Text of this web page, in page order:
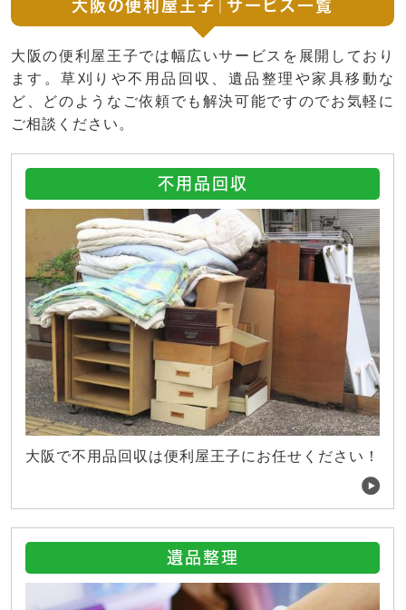
大阪の便利屋王子｜サービス一覧
大阪の便利屋王子では幅広いサービスを展開しており
ます。草刈りや不用品回収、遺品整理や家具移動な
ど、どのようなご依頼でも解決可能ですのでお気軽に
ご相談ください。
不用品回収
大阪で不用品回収は便利屋王子にお任せください！
遺品整理